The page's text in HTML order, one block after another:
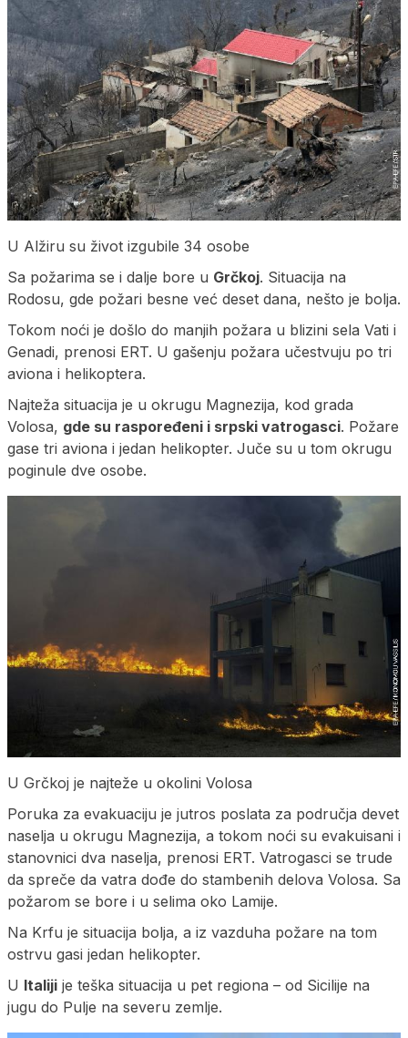
U Alžiru su život izgubile 34 osobe
Sa požarima se i dalje bore u Grčkoj. Situacija na
Rodosu, gde požari besne već deset dana, nešto je bolja.
Tokom noći je došlo do manjih požara u blizini sela Vati i
Genadi, prenosi ERT. U gašenju požara učestvuju po tri
aviona i helikoptera.
Najteža situacija je u okrugu Magnezija, kod grada
Volosa, gde su raspoređeni i srpski vatrogasci. Požare
gase tri aviona i jedan helikopter. Juče su u tom okrugu
poginule dve osobe.
U Grčkoj je najteže u okolini Volosa
Poruka za evakuaciju je jutros poslata za područja devet
naselja u okrugu Magnezija, a tokom noći su evakuisani i
stanovnici dva naselja, prenosi ERT. Vatrogasci se trude
da spreče da vatra dođe do stambenih delova Volosa. Sa
požarom se bore i u selima oko Lamije.
Na Krfu je situacija bolja, a iz vazduha požare na tom
ostrvu gasi jedan helikopter.
U Italiji je teška situacija u pet regiona – od Sicilije na
jugu do Pulje na severu zemlje.